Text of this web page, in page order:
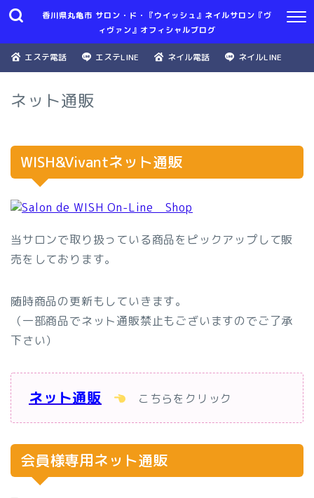
香川県丸亀市 サロン・ド・『ウイッシュ』ネイルサロン『ヴ
ィヴァン』オフィシャルブログ
エステ電話 エステLINE ネイル電話 ネイルLINE
ネット通販
WISH&Vivantネット通販
当サロンで取り扱っている商品をピックアップして販
売をしております。
随時商品の更新もしていきます。
（一部商品でネット通販禁止もございますのでご了承
下さい）
ネット通販 こちらをクリック
会員様専用ネット通販